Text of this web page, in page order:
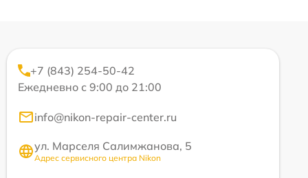
+7 (843) 254-50-42
Ежедневно с 9:00 до 21:00
info@nikon-repair-center.ru
ул. Марселя Салимжанова, 5
Адрес сервисного центра Nikon